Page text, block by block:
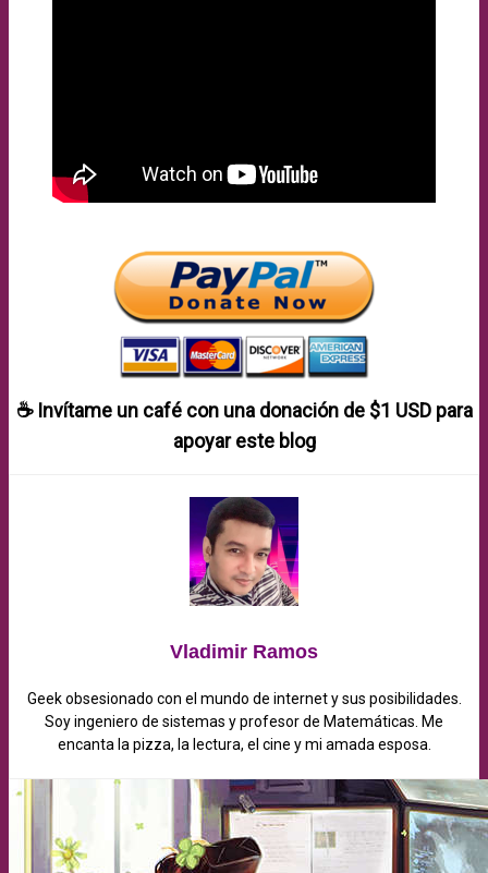
☕ Invítame un café con una donación de $1 USDpara
apoyar este blog
Vladimir Ramos
Geek obsesionado con el mundo de internet y sus posibilidades.
Soy ingeniero de sistemas y profesor de Matemáticas. Me
encanta la pizza, la lectura, el cine y mi amada esposa.